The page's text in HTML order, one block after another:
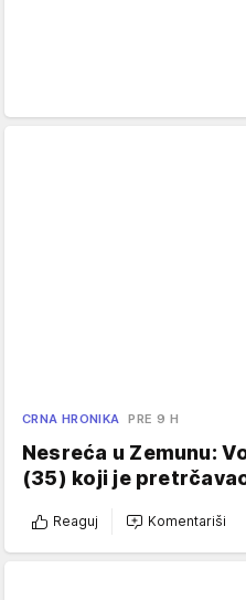
CRNA HRONIKA PRE 9 H
Nesreća u Zemunu:
(35) koji je
Reaguj Komentariši